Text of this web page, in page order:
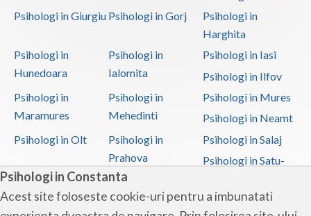
Psihologi in Constanta
Acest site foloseste cookie-uri pentru a imbunatati
Psihoterapie - Interventie psihoterapeutica in ... (5)
Psihoterapie - Interventie psihoterapeutica in ... (9)
Psihoterapie - Interventie psihoterapeutica in ... (9)
Psihoterapie - Interventie psihoterapeutica in ... (9)
Psihoterapie - Interventie psihoterapeutica in ... (7)
Psihoterapie - Interventie psihoterapeutica in ... (9)
Psihoterapie - Interventie psihoterapeutica in ... (10)
Psihoterapie - Interventie psihoterapeutica in ... (2)
Psihologi in Giurgiu Psihologi in Gorj
Psihologi in
Harghita
Psihologi in
Hunedoara
Psihologi in
Ialomita
Psihologi in Iasi
Psihologi in Ilfov
Psihologi in
Maramures
Psihologi in
Mehedinti
Psihologi in Mures
Psihologi in Neamt
Psihologi in Olt
Psihologi in
Prahova
Psihologi in Salaj
Psihologi in Satu-
Psihologi in Sibiu
Psihologi in
Psihologi in